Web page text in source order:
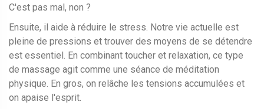
C'est pas mal, non ?
Ensuite, il aide à réduire le stress. Notre vie actuelle est
pleine de pressions et trouver des moyens de se détendre
est essentiel. En combinant toucher et relaxation, ce type
de massage agit comme une séance de méditation
physique. En gros, on relâche les tensions accumulées et
on apaise l'esprit.